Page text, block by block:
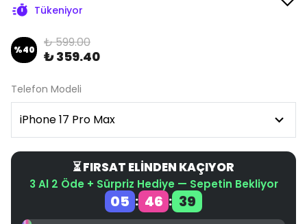
Tükeniyor
%40 ₺ 599.00
₺ 359.40
Telefon Modeli
⏳ FIRSAT ELİNDEN KAÇIYOR
3 Al 2 Öde + Sürpriz Hediye — Sepetin Bekliyor
05 : 46 : 39